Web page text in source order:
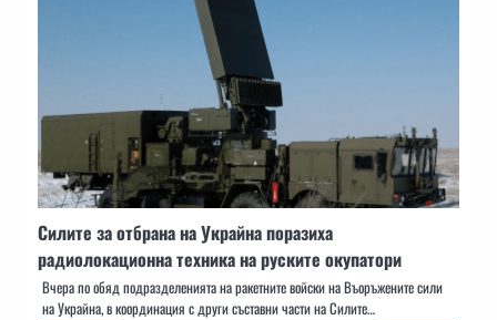
Силите за отбрана на Украйна поразиха
радиолокационна техника на руските окупатори
Вчера по обяд подразделенията на ракетните войски на Въоръжените сили
на Украйна, в координация с други съставни части на Силите…